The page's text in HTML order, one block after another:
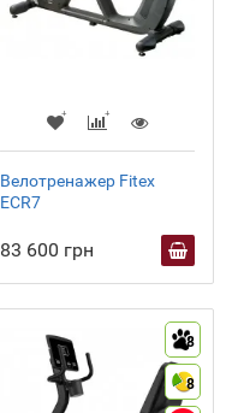
Велотренажер Fitex
ECR7
83 600 грн
8
8